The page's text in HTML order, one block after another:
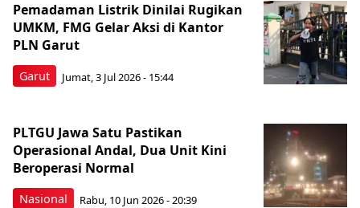
Garut
Pemadaman Listrik Dinilai Rugikan
UMKM, FMG Gelar Aksi di Kantor
PLN Garut
Jumat, 3 Jul 2026 - 15:44
Nasional
PLTGU Jawa Satu Pastikan
Operasional Andal, Dua Unit Kini
Beroperasi Normal
Rabu, 10 Jun 2026 - 20:39